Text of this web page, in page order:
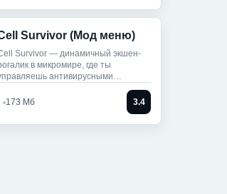
Survivor (Мод меню)
Survivor — динамичный экшен-
в микромире, где ты
антивирусными
173 Мб 3.4